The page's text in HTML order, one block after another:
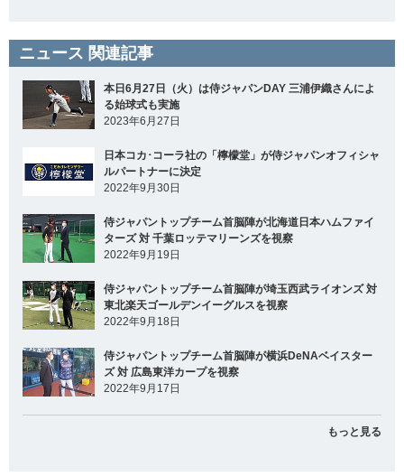
ニュース 関連記事
本日6月27日（火）は侍ジャパンDAY 三浦伊織さんによ
る始球式も実施
2023年6月27日
日本コカ･コーラ社の「檸檬堂」が侍ジャパンオフィシャ
ルパートナーに決定
2022年9月30日
侍ジャパントップチーム首脳陣が北海道日本ハムファイ
ターズ 対 千葉ロッテマリーンズを視察
2022年9月19日
侍ジャパントップチーム首脳陣が埼玉西武ライオンズ 対
東北楽天ゴールデンイーグルスを視察
2022年9月18日
侍ジャパントップチーム首脳陣が横浜DeNAベイスター
ズ 対 広島東洋カープを視察
2022年9月17日
もっと見る